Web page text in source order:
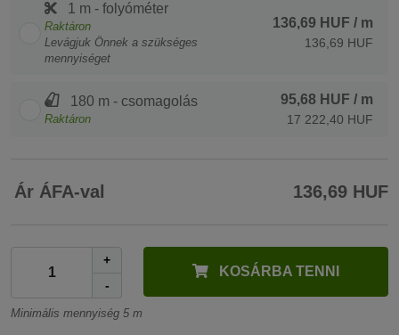
1 m - folyóméter
Raktáron
Levágjuk Önnek a szükséges
mennyiséget
136,69 HUF / m
136,69 HUF
180 m - csomagolás
Raktáron
95,68 HUF / m
17 222,40 HUF
Ár ÁFA-val 136,69 HUF
+
-
KOSÁRBA TENNI
Minimális mennyiség 5 m